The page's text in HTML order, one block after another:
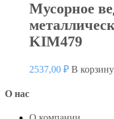
Мусорное
KIM479
2537,00 ₽ В корзину
О нас